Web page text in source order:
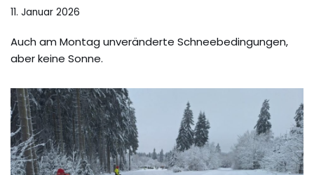
11. Januar 2026
Auch am Montag unveränderte Schneebedingungen,
aber keine Sonne.